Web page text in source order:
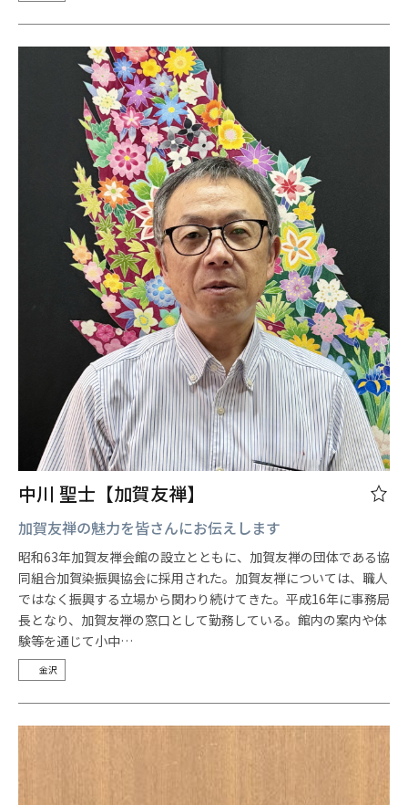
中川 聖士【加賀友禅】
加賀友禅の魅力を皆さんにお伝えします
昭和63年加賀友禅会館の設立とともに、加賀友禅の団体である協
同組合加賀染振興協会に採用された。加賀友禅については、職人
ではなく振興する立場から関わり続けてきた。平成16年に事務局
長となり、加賀友禅の窓口として勤務している。館内の案内や体
験等を通じて小中…
金沢